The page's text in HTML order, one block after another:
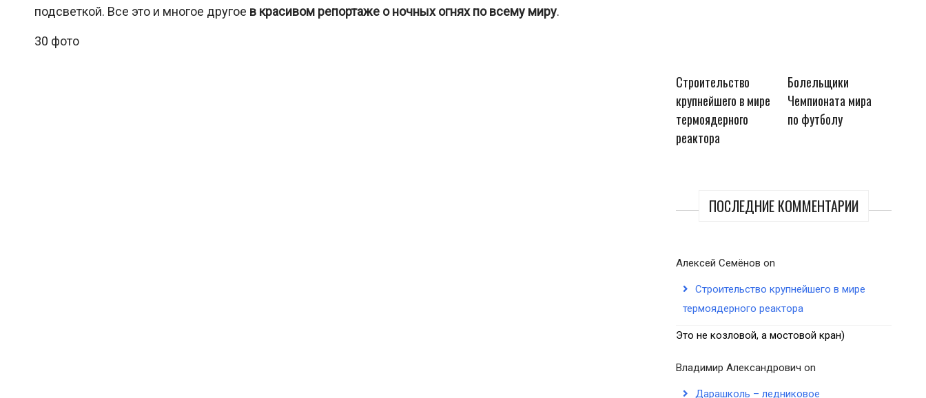
Строительство
крупнейшего в мире
термоядерного
реактора
Болельщики
Чемпионата мира
по футболу
ПОСЛЕДНИЕ КОММЕНТАРИИ
Алексей Семёнов on
Строительство крупнейшего в мире
термоядерного реактора
Это не козловой, а мостовой кран)
Владимир Александрович on
Дарашколь – ледниковое
подсветкой. Все это и многое другое в красивом репортаже о ночных огнях по всему миру.
30 фото